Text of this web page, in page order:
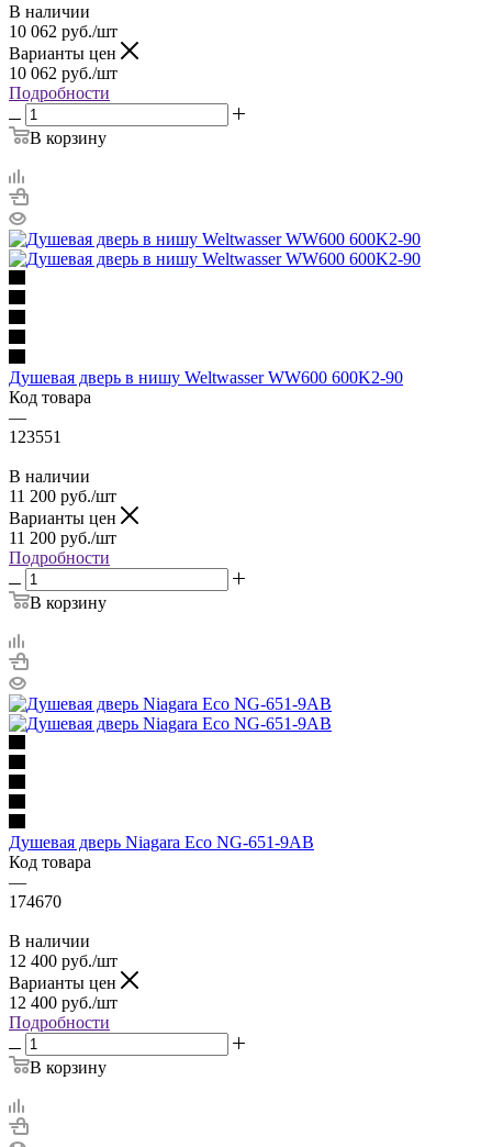
В наличии
10 062 руб./шт
Варианты цен
10 062 руб./шт
Подробности
В корзину
Душевая дверь в нишу Weltwasser WW600 600K2-90
Код товара
—
123551
В наличии
11 200 руб./шт
Варианты цен
11 200 руб./шт
Подробности
В корзину
Душевая дверь Niagara Eco NG-651-9AB
Код товара
—
174670
В наличии
12 400 руб./шт
Варианты цен
12 400 руб./шт
Подробности
В корзину